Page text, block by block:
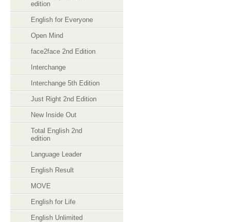
edition
English for Everyone
Open Mind
face2face 2nd Edition
Interchange
Interchange 5th Edition
Just Right 2nd Edition
New Inside Out
Total English 2nd
edition
Language Leader
English Result
MOVE
English for Life
English Unlimited